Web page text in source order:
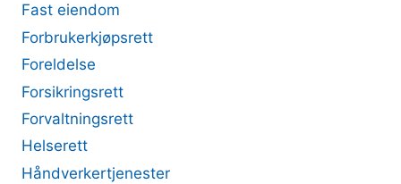
Fast eiendom
Forbrukerkjøpsrett
Foreldelse
Forsikringsrett
Forvaltningsrett
Helserett
Håndverkertjenester